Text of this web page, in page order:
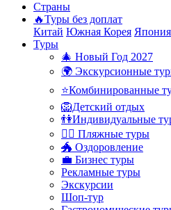
Страны
🔥Туры без доплат
Китай Южная Корея Япония
Туры
🎄 Новый Год 2027
🌍 Экскурсионные
⭐Комбинированные
🦁Детский отдых
👫Индивидуальные
🏊‍♂ Пляжные туры
🐲 Оздоровление
💼 Бизнес туры
Рекламные туры
Экскурсии
Шоп-тур